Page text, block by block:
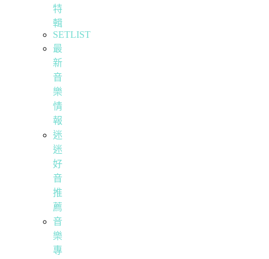
特
輯
SETLIST
最
新
音
樂
情
報
迷
迷
好
音
推
薦
音
樂
專